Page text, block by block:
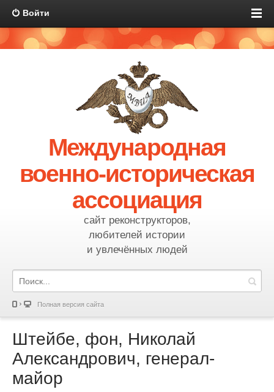
Войти
Международная
военно-историческая
ассоциация
сайт реконструкторов,
любителей истории
и увлечённых людей
Полная версия сайта
Штейбе, фон, Николай
Александрович, генерал-
майор